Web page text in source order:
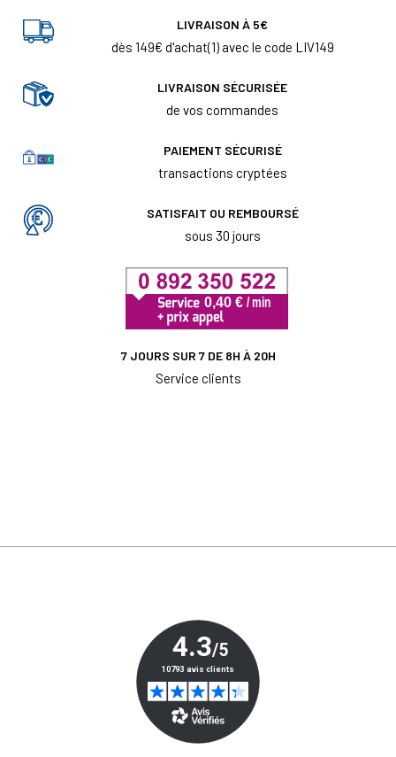
LIVRAISON À 5€
dès 149€ d'achat(1) avec le code LIV149
LIVRAISON SÉCURISÉE
de vos commandes
PAIEMENT SÉCURISÉ
transactions cryptées
SATISFAIT OU REMBOURSÉ
sous 30 jours
7 JOURS SUR 7 DE 8H À 20H
Service clients